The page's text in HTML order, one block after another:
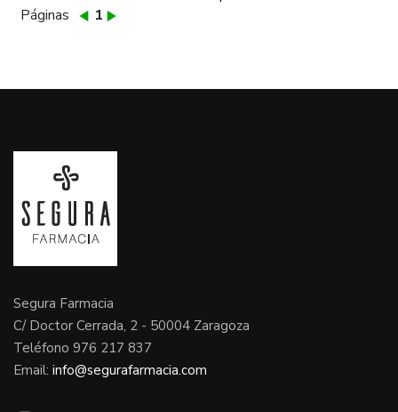
Páginas
1
Segura Farmacia
C/ Doctor Cerrada, 2 - 50004 Zaragoza
Teléfono 976 217 837
Email: info@segurafarmacia.com